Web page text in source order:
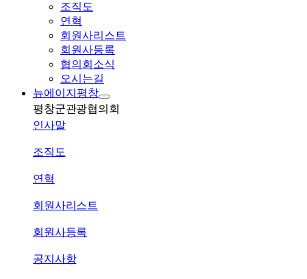
조직도
연혁
회원사리스트
회원사등록
협의회소식
오시는길
뉴에이지평창
평창군관광협의회
인사말
조직도
연혁
회원사리스트
회원사등록
공지사항